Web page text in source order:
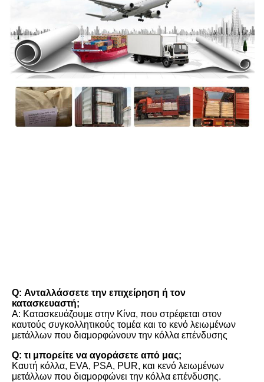
Q: Ανταλλάσσετε την επιχείρηση ή τον
κατασκευαστή;
Α: Κατασκευάζουμε στην Κίνα, που στρέφεται στον
καυτούς συγκολλητικούς τομέα και το κενό λειωμένων
μετάλλων που διαμορφώνουν την κόλλα επένδυσης
Q: τι μπορείτε να αγοράσετε από μας;
Καυτή κόλλα, EVA, PSA, PUR, και κενό λειωμένων
μετάλλων που διαμορφώνει την κόλλα επένδυσης.